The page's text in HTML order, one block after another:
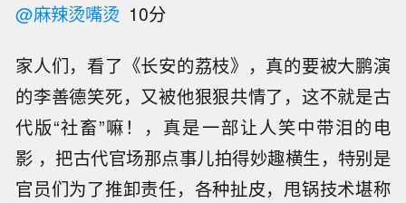
@麻辣烫嘴烫 10分
家人们，看了《长安的荔枝》，真的要被大鹏演
的李善德笑死，又被他狠狠共情了，这不就是古
代版“社畜”嘛！，真是一部让人笑中带泪的电
影 ，把古代官场那点事儿拍得妙趣横生，特别是
官员们为了推卸责任，各种扯皮，甩锅技术堪称